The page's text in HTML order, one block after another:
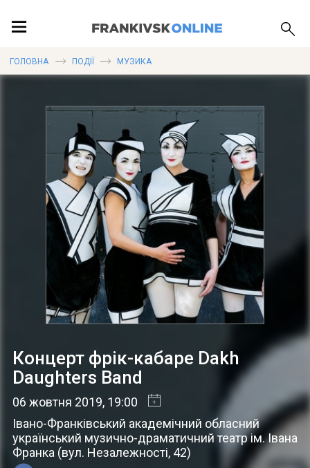
ПУБЛІКАЦІЇ
ГОЛОВНА ПОДІЇ МУЗИКА
Концерт фрік-кабаре Dakh
Daughters Band
06 жовтня 2019, 19:00
Івано-Франківський академічний обласний
український музично-драматичний театр ім. Івана
Франка (вул. Незалежності, 42)